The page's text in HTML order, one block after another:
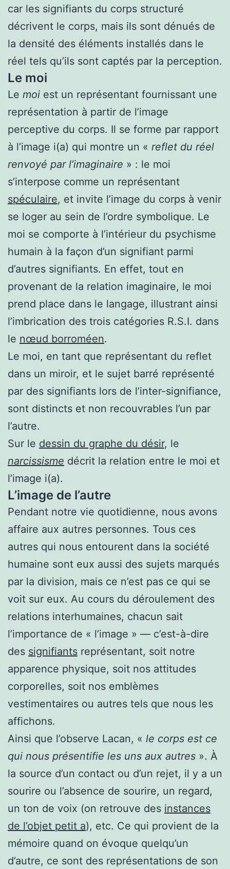
car les signifiants du corps structuré
décrivent le corps, mais ils sont dénués de
la densité des éléments installés dans le
réel tels qu’ils sont captés par la perception.
Le moi
Le moi est un représentant fournissant une
représentation à partir de l’image
perceptive du corps. Il se forme par rapport
à l’image i(a) qui montre un « reflet du réel
renvoyé par l’imaginaire » : le moi
s’interpose comme un représentant
spéculaire, et invite l’image du corps à venir
se loger au sein de l’ordre symbolique. Le
moi se comporte à l’intérieur du psychisme
humain à la façon d’un signifiant parmi
d’autres signifiants. En effet, tout en
provenant de la relation imaginaire, le moi
prend place dans le langage, illustrant ainsi
l’imbrication des trois catégories R.S.I. dans
le nœud borroméen.
Le moi, en tant que représentant du reflet
dans un miroir, et le sujet barré représenté
par des signifiants lors de l’inter-signifiance,
sont distincts et non recouvrables l’un par
l’autre.
Sur le dessin du graphe du désir, le
narcissisme décrit la relation entre le moi et
l’image i(a).
L’image de l’autre
Pendant notre vie quotidienne, nous avons
affaire aux autres personnes. Tous ces
autres qui nous entourent dans la société
humaine sont eux aussi des sujets marqués
par la division, mais ce n’est pas ce qui se
voit sur eux. Au cours du déroulement des
relations interhumaines, chacun sait
l’importance de « l’image » — c’est-à-dire
des signifiants représentant, soit notre
apparence physique, soit nos attitudes
corporelles, soit nos emblèmes
vestimentaires ou autres tels que nous les
affichons.
Ainsi que l’observe Lacan, « le corps est ce
qui nous présentifie les uns aux autres ». À
la source d’un contact ou d’un rejet, il y a un
sourire ou l’absence de sourire, un regard,
un ton de voix (on retrouve des instances
de l’objet petit a), etc. Ce qui provient de la
mémoire quand on évoque quelqu’un
d’autre, ce sont des représentations de son